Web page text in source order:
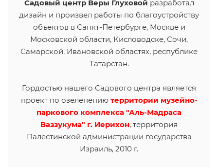
Садовый центр Веры Глуховой разработал
дизайн и произвел работы по благоустройству
объектов в Санкт-Петербурге, Москве и
Московской области, Кисловодске, Сочи,
Самарской, Ивановской областях, республике
Татарстан.
Гордостью нашего Садового центра является
проект по озеленению территории музейно-
паркового комплекса "Аль-Мадраса
Ваззукума" г. Иерихон, территория
Палестинской администрации государства
Израиль, 2010 г.